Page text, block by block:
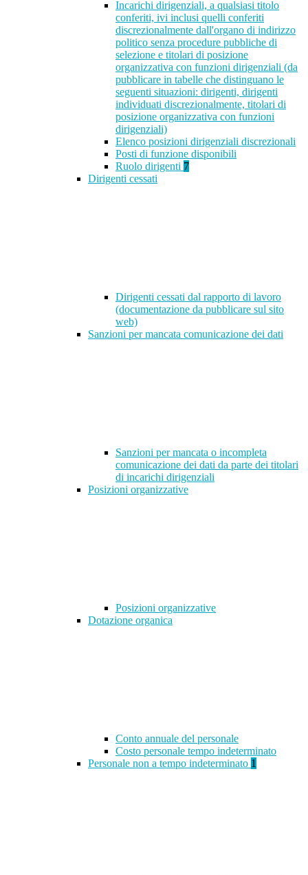
Incarichi dirigenziali, a qualsiasi titolo
conferiti, ivi inclusi quelli conferiti
discrezionalmente dall'organo di indirizzo
politico senza procedure pubbliche di
selezione e titolari di posizione
organizzativa con funzioni dirigenziali (da
pubblicare in tabelle che distinguano le
seguenti situazioni: dirigenti, dirigenti
individuati discrezionalmente, titolari di
posizione organizzativa con funzioni
dirigenziali)
Elenco posizioni dirigenziali discrezionali
Posti di funzione disponibili
Ruolo dirigenti 7
Dirigenti cessati
Dirigenti cessati dal rapporto di lavoro
(documentazione da pubblicare sul sito
web)
Sanzioni per mancata comunicazione dei dati
Sanzioni per mancata o incompleta
comunicazione dei dati da parte dei titolari
di incarichi dirigenziali
Posizioni organizzative
Posizioni organizzative
Dotazione organica
Conto annuale del personale
Costo personale tempo indeterminato
Personale non a tempo indeterminato 1